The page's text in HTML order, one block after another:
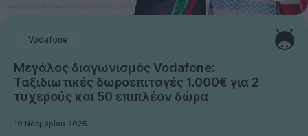
Vodafone
Μεγάλος διαγωνισμός Vodafone:
Ταξιδιωτικές δωροεπιταγές 1.000€ για 2
τυχερούς και 50 επιπλέον δώρα
19 Νοεμβρίου 2025